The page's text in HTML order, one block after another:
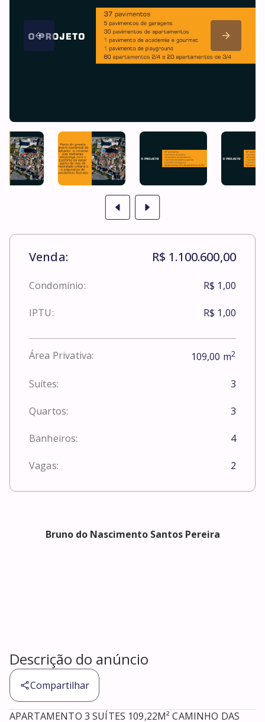
Venda: R$ 1.100.600,00
Condomínio: R$ 1,00
IPTU: R$ 1,00
Área Privativa: 109,00 m2
Suítes: 3
Quartos: 3
Banheiros: 4
Vagas: 2
Bruno do Nascimento Santos Pereira
Descrição do anúncio
Compartilhar
APARTAMENTO 3 SUÍTES 109,22M² CAMINHO DAS